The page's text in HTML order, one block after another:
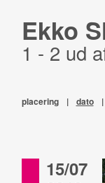
Ekko
1 - 2 ud
placering | dato |
15/07